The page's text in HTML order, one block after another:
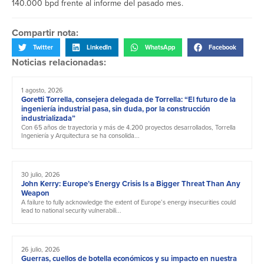
140.000 bpd frente al informe del pasado mes.
Compartir nota:
Twitter LinkedIn WhatsApp Facebook
Noticias relacionadas:
1 agosto, 2026
Goretti Torrella, consejera delegada de Torrella: “El futuro de la
ingeniería industrial pasa, sin duda, por la construcción
industrializada”
Con 65 años de trayectoria y más de 4.200 proyectos desarrollados, Torrella
Ingeniería y Arquitectura se ha consolida...
30 julio, 2026
John Kerry: Europe’s Energy Crisis Is a Bigger Threat Than Any
Weapon
A failure to fully acknowledge the extent of Europe’s energy insecurities could
lead to national security vulnerabili...
26 julio, 2026
Guerras, cuellos de botella económicos y su impacto en nuestra